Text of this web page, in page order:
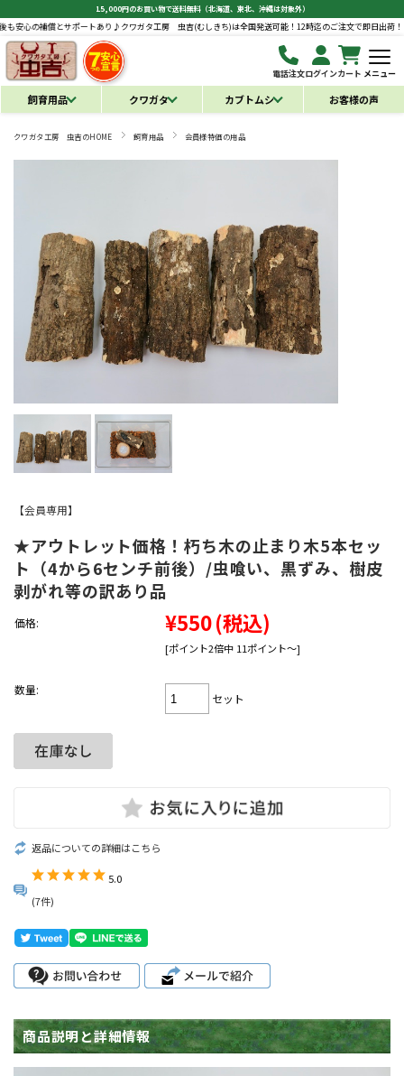
15,000円のお買い物で送料無料（北海道、東北、沖縄は対象外）
償とサポートあり♪クワガタ工房 虫吉(むしきち)は全国発送可能！12時迄のご注文で即日出荷！お届け後
電話注文ログインカート メニュー
飼育用品 クワガタ カブトムシ お客様の声
クワガタ工房 虫吉のHOME 飼育用品 会員様特価の用品
【会員専用】
★アウトレット価格！朽ち木の止まり木5本セッ
ト（4から6センチ前後）/虫喰い、黒ずみ、樹皮
剥がれ等の訳あり品
価格: ¥550(税込)
[ポイント2倍中 11ポイント～]
数量:
セット
返品についての詳細はこちら
5.0
(7件)
商品説明と詳細情報